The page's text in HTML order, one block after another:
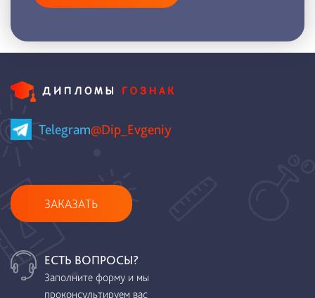
Telegram@Dip_Evgeniy
ЗАКАЗАТЬ
ЕСТЬ ВОПРОСЫ?
Заполните форму и мы
проконсультируем вас